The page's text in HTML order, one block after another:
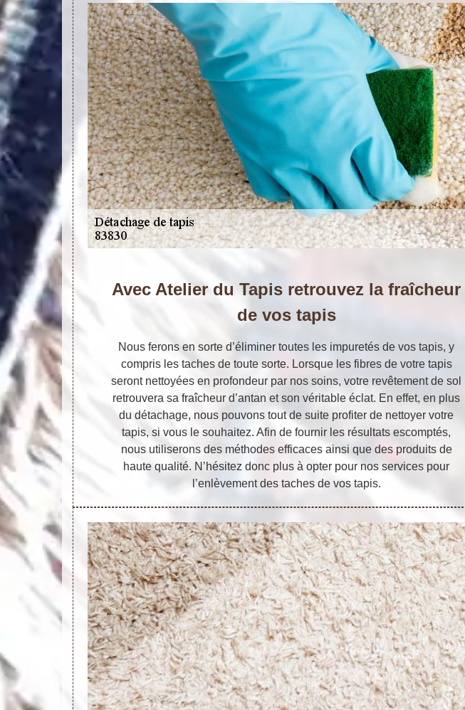
Avec Atelier du Tapis retrouvez la fraîcheur
de vos tapis
Nous ferons en sorte d’éliminer toutes les impuretés de vos tapis, y
compris les taches de toute sorte. Lorsque les fibres de votre tapis
seront nettoyées en profondeur par nos soins, votre revêtement de sol
retrouvera sa fraîcheur d’antan et son véritable éclat. En effet, en plus
du détachage, nous pouvons tout de suite profiter de nettoyer votre
tapis, si vous le souhaitez. Afin de fournir les résultats escomptés,
nous utiliserons des méthodes efficaces ainsi que des produits de
haute qualité. N’hésitez donc plus à opter pour nos services pour
l’enlèvement des taches de vos tapis.